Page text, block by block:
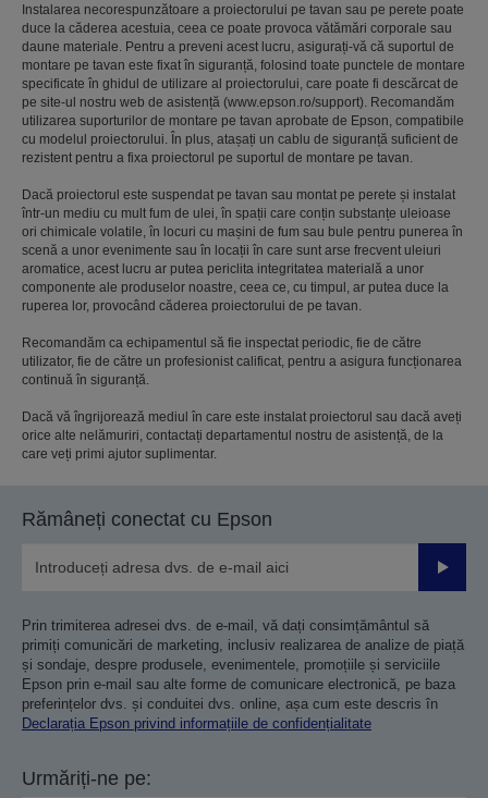
Instalarea necorespunzătoare a proiectorului pe tavan sau pe perete poate
duce la căderea acestuia, ceea ce poate provoca vătămări corporale sau
daune materiale. Pentru a preveni acest lucru, asigurați-vă că suportul de
montare pe tavan este fixat în siguranță, folosind toate punctele de montare
specificate în ghidul de utilizare al proiectorului, care poate fi descărcat de
pe site-ul nostru web de asistență (www.epson.ro/support). Recomandăm
utilizarea suporturilor de montare pe tavan aprobate de Epson, compatibile
cu modelul proiectorului. În plus, atașați un cablu de siguranță suficient de
rezistent pentru a fixa proiectorul pe suportul de montare pe tavan.
Dacă proiectorul este suspendat pe tavan sau montat pe perete și instalat
într-un mediu cu mult fum de ulei, în spații care conțin substanțe uleioase
ori chimicale volatile, în locuri cu mașini de fum sau bule pentru punerea în
scenă a unor evenimente sau în locații în care sunt arse frecvent uleiuri
aromatice, acest lucru ar putea periclita integritatea materială a unor
componente ale produselor noastre, ceea ce, cu timpul, ar putea duce la
ruperea lor, provocând căderea proiectorului de pe tavan.
Recomandăm ca echipamentul să fie inspectat periodic, fie de către
utilizator, fie de către un profesionist calificat, pentru a asigura funcționarea
continuă în siguranță.
Dacă vă îngrijorează mediul în care este instalat proiectorul sau dacă aveți
orice alte nelămuriri, contactați departamentul nostru de asistență, de la
care veți primi ajutor suplimentar.
Rămâneți conectat cu Epson
Prin trimiterea adresei dvs. de e-mail, vă dați consimțământul să
primiți comunicări de marketing, inclusiv realizarea de analize de piață
și sondaje, despre produsele, evenimentele, promoțiile și serviciile
Epson prin e-mail sau alte forme de comunicare electronică, pe baza
preferințelor dvs. și conduitei dvs. online, așa cum este descris în
Declarația Epson privind informațiile de confidențialitate
Urmăriți-ne pe: